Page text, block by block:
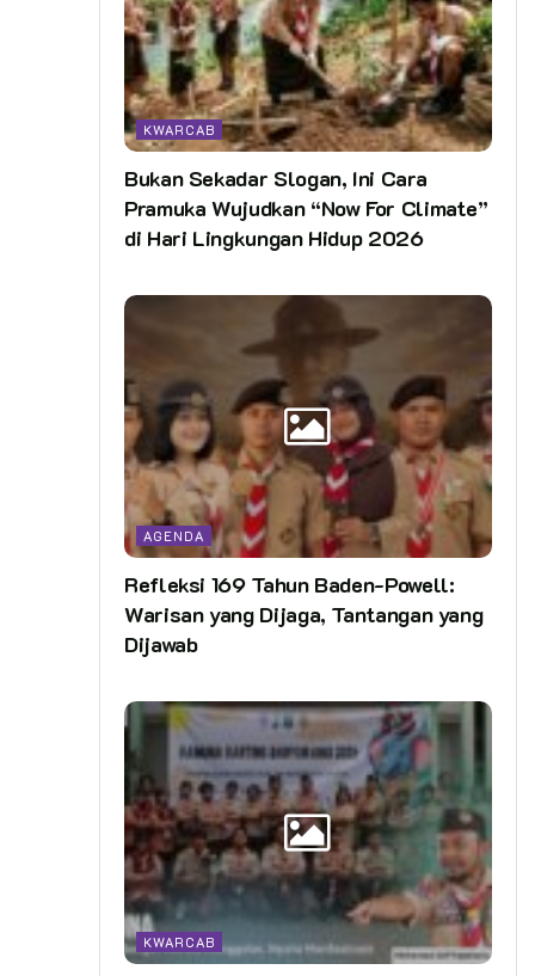
KWARCAB
Bukan Sekadar Slogan, Ini Cara
Pramuka Wujudkan “Now For Climate”
di Hari Lingkungan Hidup 2026
AGENDA
Refleksi 169 Tahun Baden-Powell:
Warisan yang Dijaga, Tantangan yang
Dijawab
KWARCAB